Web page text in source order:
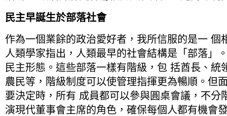
民主早誕生於部落社會
作為一個業餘的政治愛好者，我所信服的是一 個
人類學家指出，人類最早的社會結構是「部落」
民主形態。這些部落一樣有階級，包 括酋長、統
農民等，階級制度可以使管理指揮更為暢順。但
要決定時，所有 成員都可以參與圓桌會議，不分
演現代董事會主席的角色，確保每個人都有機會